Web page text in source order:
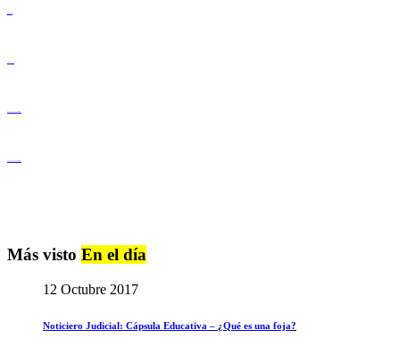
Más visto En el día
12 Octubre 2017
Noticiero Judicial: Cápsula Educativa – ¿Qué es una foja?